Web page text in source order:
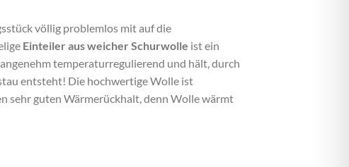
völlig problemlos mit auf die
Einteiler aus weicher Schurwolle ist ein
temperaturregulierend und hält, durch
entsteht! Die hochwertige Wolle ist
sehr guten Wärmerückhalt, denn Wolle wärmt